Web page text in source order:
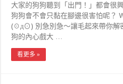
大家的狗狗聽到「出門！」都會很
狗狗會不會只黏在腳邊很害怕呢？
(☉д⊙) 別急別急～讓毛起來帶你解
狗的內心戲大 …
看更多 »